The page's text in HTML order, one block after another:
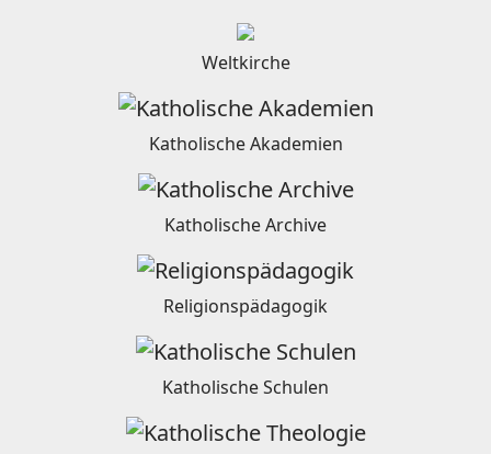
Weltkirche
Katholische Akademien
Katholische Archive
Religionspädagogik
Katholische Schulen